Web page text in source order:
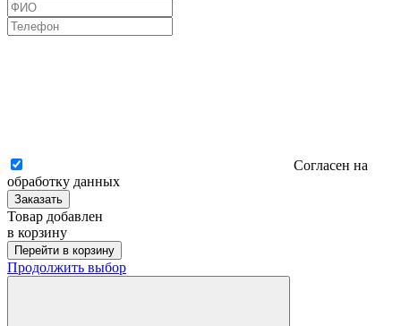
Согласен на
обработку данных
Заказать
Товар добавлен
в корзину
Перейти в корзину
Продолжить выбор